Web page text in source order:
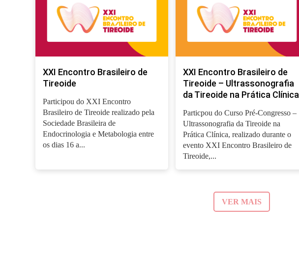
XXI Encontro Brasileiro de
Tireoide
Participou do XXI Encontro
Brasileiro de Tireoide realizado pela
Sociedade Brasileira de
Endocrinologia e Metabologia entre
os dias 16 a...
XXI Encontro Brasileiro de
Tireoide – Ultrassonografia
da Tireoide na Prática Clínica
Particpou do Curso Pré-Congresso –
Ultrassonografia da Tireoide na
Prática Clínica, realizado durante o
evento XXI Encontro Brasileiro de
Tireoide,...
VER MAIS